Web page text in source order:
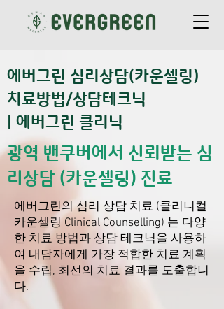
에버그린 심리상담(카운셀링)
치료방법/상담테크닉
| 에버그린 클리닉
광역 밴쿠버에서 신뢰받는 심
리상담 (카운셀링) 진료
에버그린의 심리 상담 치료 (클리니컬
카운셀링 Clinical Counselling) 는 다양
한 치료 방법과 상담 테크닉을 사용하
여 내담자에게 가장 적합한 치료 계획
을 수립, 최선의 치료 결과를 도출합니
다.